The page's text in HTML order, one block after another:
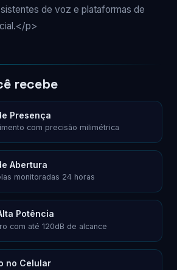
de voz e plataformas de
p>
recebe
Presença
com precisão milimétrica
Abertura
monitoradas 24 horas
Potência
com até 120dB de alcance
no Celular